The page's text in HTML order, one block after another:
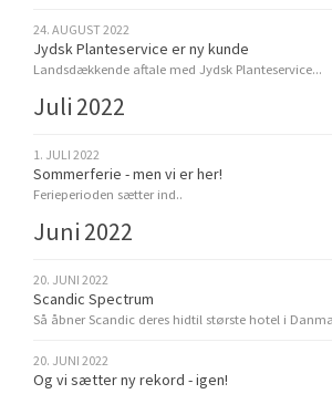
24. AUGUST 2022
Jydsk Planteservice er ny kunde
Landsdækkende aftale med Jydsk Planteservice...
Juli 2022
1. JULI 2022
Sommerferie - men vi er her!
Ferieperioden sætter ind..
Juni 2022
20. JUNI 2022
Scandic Spectrum
Så åbner Scandic deres hidtil største hotel i
20. JUNI 2022
Og vi sætter ny rekord - igen!